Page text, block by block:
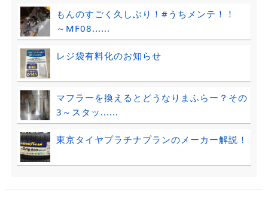
もんのすごく久しぶり！#うちメンテ！！
～MF08......
レジ袋有料化のお知らせ
マフラーを換えるとどうなりまふらー？その
3～スタッ......
東京タイヤプラチナプランのメーカー解説！